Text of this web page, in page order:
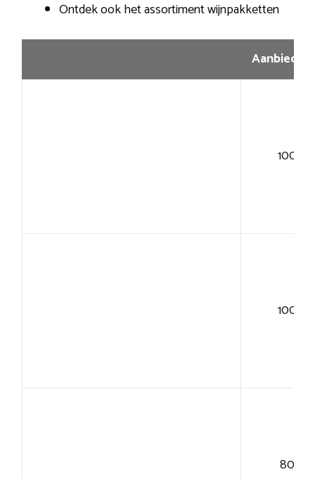
Ontdek ook het assortiment wijnpakketten
100+
100+
80+